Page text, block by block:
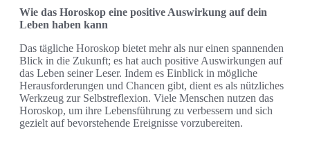
Wie das Horoskop eine positive Auswirkung auf dein
Leben haben kann
Das tägliche Horoskop bietet mehr als nur einen spannenden
Blick in die Zukunft; es hat auch positive Auswirkungen auf
das Leben seiner Leser. Indem es Einblick in mögliche
Herausforderungen und Chancen gibt, dient es als nützliches
Werkzeug zur Selbstreflexion. Viele Menschen nutzen das
Horoskop, um ihre Lebensführung zu verbessern und sich
gezielt auf bevorstehende Ereignisse vorzubereiten.